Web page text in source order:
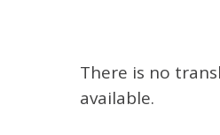
METHODS AND TOOLS
There is no
available.